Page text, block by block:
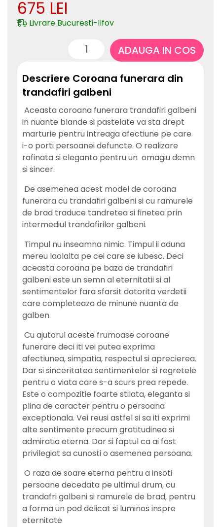
675 LEI
Livrare Bucuresti-Ilfov
ADAUGA IN COS
Descriere Coroana funerara din
trandafiri galbeni
Aceasta coroana funerara trandafiri galbeni
in nuante blande si pastelate va sta drept
marturie pentru intreaga afectiune pe care
i-o porti persoanei defuncte. O realizare
rafinata si eleganta pentru un omagiu demn
si sincer.
De asemenea acest model de coroana
funerara cu trandafiri galbeni si cu ramurele
de brad traduce tandretea si finetea prin
intermediul trandafirilor galbeni.
Timpul nu inseamna nimic. Timpul ii aduna
mereu laolalta pe cei care se iubesc. Deci
aceasta coroana pe baza de trandafiri
galbeni este un semn al eternitatii si al
sentimentelor fara sfarsit datorita verdetii
care completeaza de minune nuanta de
galben.
Cu ajutorul aceste frumoase coroane
funerare deci iti vei putea exprima
afectiunea, simpatia, respectul si aprecierea.
Dar si sinceritatea sentimentelor si regretele
pentru o viata care s-a scurs prea repede.
Este o compozitie foarte stilata, eleganta si
plina de caracter pentru o persoana
exceptionala. Vei reusi astfel si sa iti exprimi
alte sentimente precum gratitudinea si
admiratia eterna. Dar si faptul ca ai fost
privilegiat sa cunosti o asemenea persoana.
O raza de soare eterna pentru a insoti
persoane decedata pe ultimul drum, cu
trandafri galbeni si ramurele de brad, pentru
a forma un pod delicat si luminos inspre
eternitate